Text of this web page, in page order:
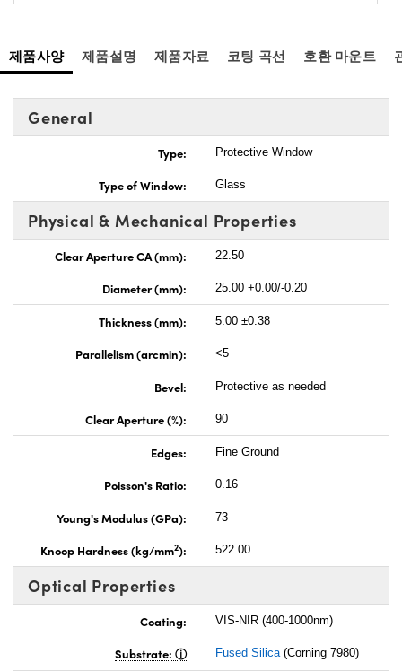
제품사양 제품설명 제품자료 코팅 곡선 호환 마운트
General
Type: Protective Window
Type of Window: Glass
Physical & Mechanical Properties
Clear Aperture CA (mm): 22.50
Diameter (mm): 25.00 +0.00/-0.20
Thickness (mm): 5.00 ±0.38
Parallelism (arcmin): <5
Bevel: Protective as needed
Clear Aperture (%): 90
Edges: Fine Ground
Poisson's Ratio: 0.16
Young's Modulus (GPa): 73
Knoop Hardness (kg/mm2): 522.00
Optical Properties
Coating: VIS-NIR (400-1000nm)
Substrate: Fused Silica (Corning 7980)